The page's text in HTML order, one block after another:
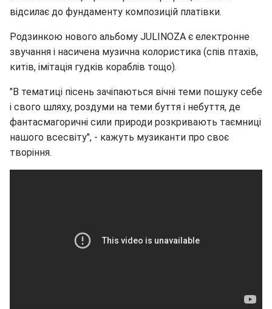
відсилає до фундаменту композицій платівки.
Родзинкою нового альбому JULINOZA є електронне
звучання і насичена музична колористика (спів птахів,
китів, імітація гудків кораблів тощо).
"В тематиці пісень зачіпаються вічні теми пошуку себе
і свого шляху, роздуми на теми буття і небуття, де
фантасмагоричні сили природи розкривають таємниці
нашого всесвіту", - кажуть музиканти про своє
творіння.